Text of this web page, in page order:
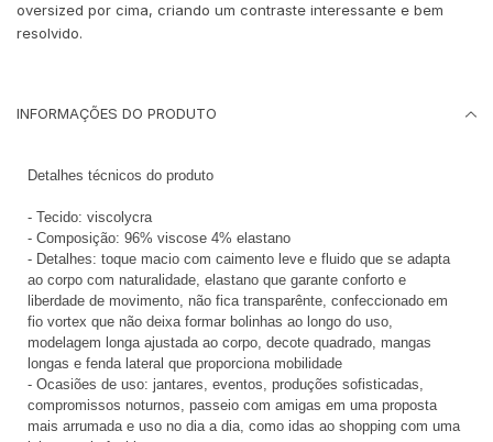
oversized por cima, criando um contraste interessante e bem
resolvido.
INFORMAÇÕES DO PRODUTO
Detalhes técnicos do produto
- Tecido: viscolycra
- Composição: 96% viscose 4% elastano
- Detalhes: toque macio com caimento leve e fluido que se adapta
ao corpo com naturalidade, elastano que garante conforto e
liberdade de movimento, não fica transparênte, confeccionado em
fio vortex que não deixa formar bolinhas ao longo do uso,
modelagem longa ajustada ao corpo, decote quadrado, mangas
longas e fenda lateral que proporciona mobilidade
- Ocasiões de uso: jantares, eventos, produções sofisticadas,
compromissos noturnos, passeio com amigas em uma proposta
mais arrumada e uso no dia a dia, como idas ao shopping com uma